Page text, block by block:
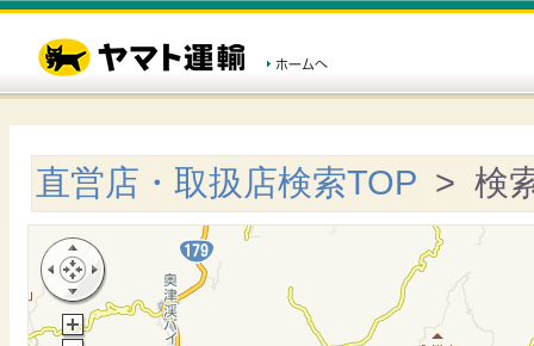
直営店・取扱店検索TOP > 検